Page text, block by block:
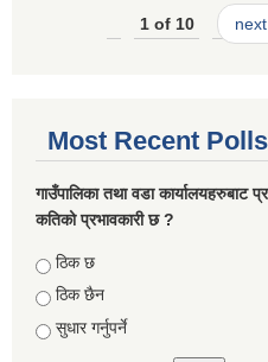
1 of 10 next
Most Recent Polls
गाउँपालिका तथा वडा कार्यालयहरुबाट
कतिको प्रभावकारी छ ?
Choices
ठिक छ
ठिक छैन
सुधार गर्नुपर्ने